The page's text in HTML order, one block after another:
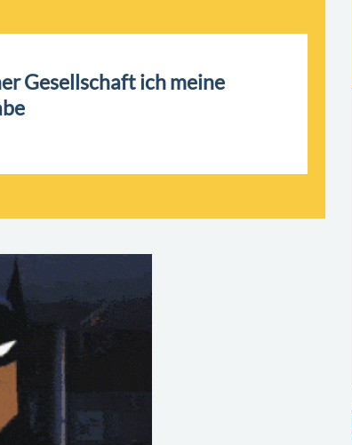
Gesellschaft ich meine